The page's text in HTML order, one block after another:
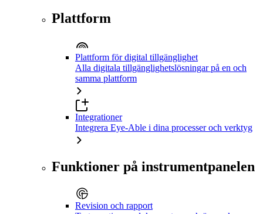
Plattform
Plattform för digital tillgänglighet
Alla digitala tillgänglighetslösningar på en och
samma plattform
Integrationer
Integrera Eye-Able i dina processer och verktyg
Funktioner på instrumentpanelen
Revision och rapport